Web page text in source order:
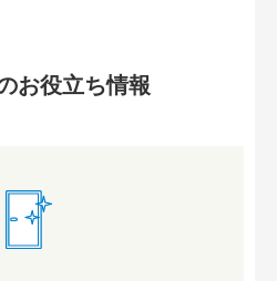
お役立ち情報